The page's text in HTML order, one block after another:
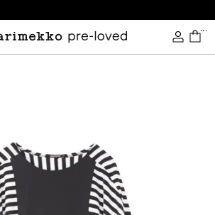
...